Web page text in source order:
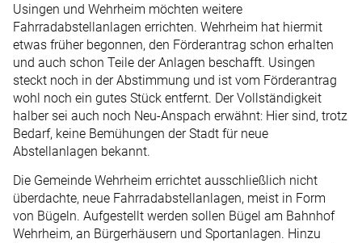
Usingen und Wehrheim möchten weitere
Fahrradabstellanlagen errichten. Wehrheim hat hiermit
etwas früher begonnen, den Förderantrag schon erhalten
und auch schon Teile der Anlagen beschafft. Usingen
steckt noch in der Abstimmung und ist vom Förderantrag
wohl noch ein gutes Stück entfernt. Der Vollständigkeit
halber sei auch noch Neu-Anspach erwähnt: Hier sind, trotz
Bedarf, keine Bemühungen der Stadt für neue
Abstellanlagen bekannt.
Die Gemeinde Wehrheim errichtet ausschließlich nicht
überdachte, neue Fahrradabstellanlagen, meist in Form
von Bügeln. Aufgestellt werden sollen Bügel am Bahnhof
Wehrheim, an Bürgerhäusern und Sportanlagen. Hinzu